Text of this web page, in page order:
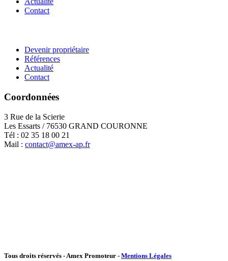
Contact
Devenir propriétaire
Références
Actualité
Contact
Coordonnées
3 Rue de la Scierie
Les Essarts / 76530 GRAND COURONNE
Tél : 02 35 18 00 21
Mail : contact@amex-ap.fr
Tous droits réservés - Amex Promoteur - Mentions Légales